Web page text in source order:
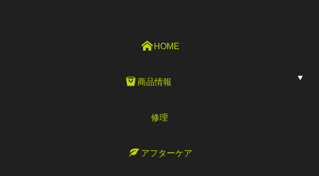
HOME
商品情報
修理
アフターケア